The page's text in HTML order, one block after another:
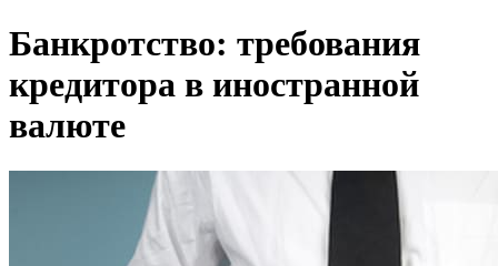
Банкротство: требования
кредитора в иностранной
валюте